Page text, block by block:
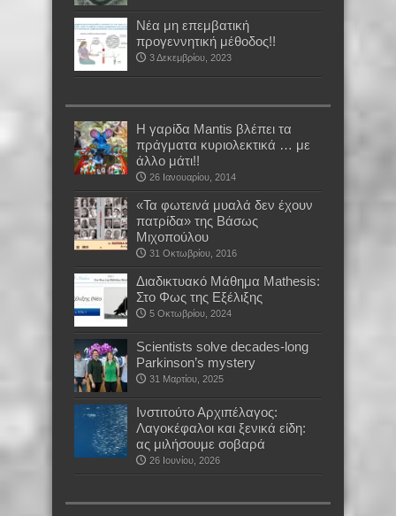
Νέα μη επεμβατική
προγεννητική μέθοδος!!
3 Δεκεμβρίου, 2023
Η γαρίδα Mantis βλέπει τα
πράγματα κυριολεκτικά … με
άλλο μάτι!!
26 Ιανουαρίου, 2014
«Τα φωτεινά μυαλά δεν έχουν
πατρίδα» της Βάσως
Μιχοπούλου
31 Οκτωβρίου, 2016
Διαδικτυακό Μάθημα Mathesis:
Στο Φως της Εξέλιξης
5 Οκτωβρίου, 2024
Scientists solve decades-long
Parkinson’s mystery
31 Μαρτίου, 2025
Ινστιτούτο Αρχιπέλαγος:
Λαγοκέφαλοι και ξενικά είδη:
ας μιλήσουμε σοβαρά
26 Ιουνίου, 2026